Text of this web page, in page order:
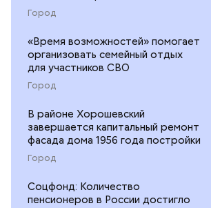
Город
«Время возможностей» помогает
организовать семейный отдых
для участников СВО
Город
В районе Хорошевский
завершается капитальный ремонт
фасада дома 1956 года постройки
Город
Соцфонд: Количество
пенсионеров в России достигло